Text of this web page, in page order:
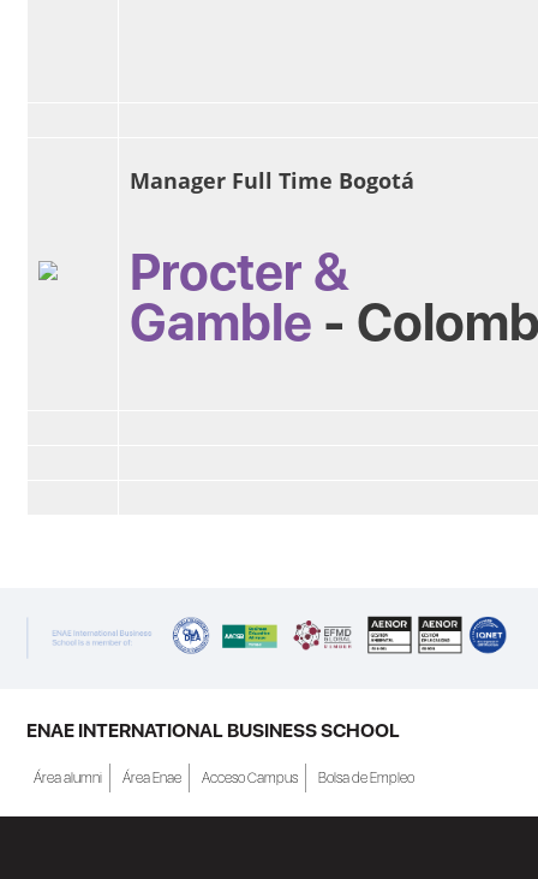
Manager Full Time Bogotá
Procter &
Gamble -
ENAE INTERNATIONAL BUSINESS SCHOOL
Área alumni Área Enae Acceso Campus Bolsa de Empleo